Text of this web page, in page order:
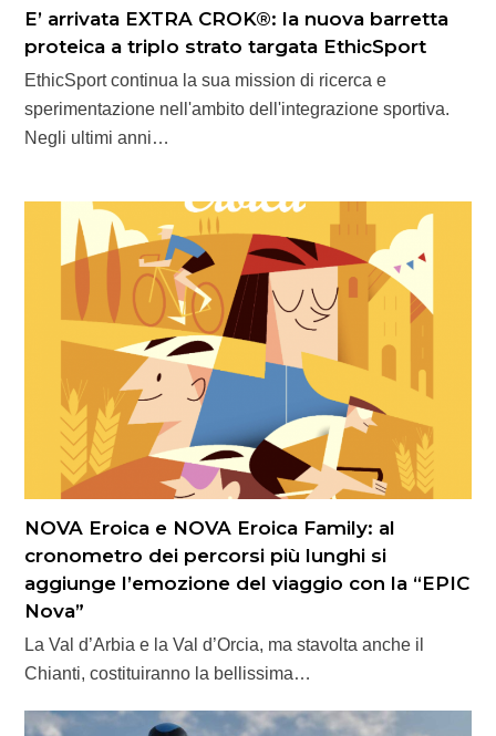
E’ arrivata EXTRA CROK®: la nuova barretta
proteica a triplo strato targata EthicSport
EthicSport continua la sua mission di ricerca e
sperimentazione nell'ambito dell'integrazione sportiva.
Negli ultimi anni…
NOVA Eroica e NOVA Eroica Family: al
cronometro dei percorsi più lunghi si
aggiunge l’emozione del viaggio con la “EPIC
Nova”
La Val d’Arbia e la Val d’Orcia, ma stavolta anche il
Chianti, costituiranno la bellissima…